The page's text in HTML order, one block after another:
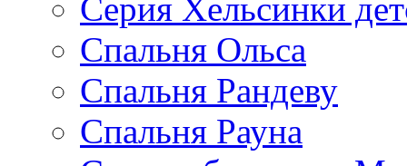
Серия Хельсинки
Спальня Ольса
Спальня Рандеву
Спальня Рауна